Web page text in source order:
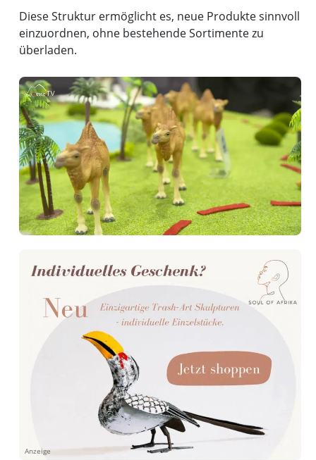
Diese Struktur ermöglicht es, neue Produkte sinnvoll
einzuordnen, ohne bestehende Sortimente zu
überladen.
Anzeige